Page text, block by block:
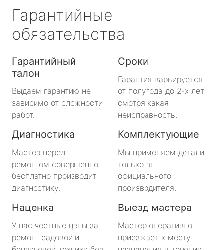
Гарантийные
обязательства
Гарантийный
талон
Выдаем гарантию не
зависимо от сложности
работ.
Сроки
Гарантия варьируется
от полугода до 2-х лет
смотря какая
неисправность.
Диагностика
Мастер перед
ремонтом совершенно
бесплатно производит
диагностику.
Комплектующие
Мы применяем детали
только от
официального
производителя.
Наценка
У нас честные цены за
ремонт садовой и
Выезд мастера
Мастер оперативно
приезжает к месту